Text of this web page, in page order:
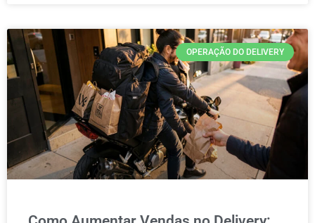
OPERAÇÃO DO DELIVERY